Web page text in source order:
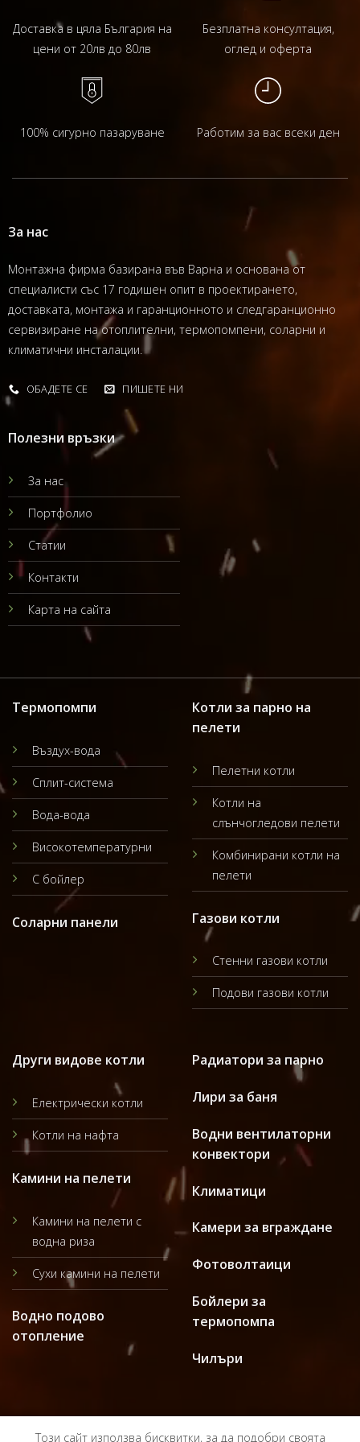
Доставка в цяла България на
цени от 20лв до 80лв
Безплатна консултация,
оглед и оферта
100% сигурно пазаруване Работим за вас всеки ден
За нас
Монтажна фирма базирана във Варна и основана от
специалисти със 17 годишен опит в проектирането,
доставката, монтажа и гаранционното и следгаранционно
сервизиране на отоплителни, термопомпени, соларни и
климатични инсталации.
ОБАДЕТЕ СЕ ПИШЕТЕ НИ
Полезни връзки
За нас
Портфолио
Статии
Контакти
Карта на сайта
Термопомпи
Въздух-вода
Сплит-система
Вода-вода
Високотемпературни
С бойлер
Соларни панели
Котли за парно на
пелети
Пелетни котли
Котли на
слънчогледови пелети
Комбинирани котли на
пелети
Газови котли
Стенни газови котли
Подови газови котли
Други видове котли
Електрически котли
Котли на нафта
Камини на пелети
Камини на пелети с
водна риза
Сухи камини на пелети
Водно подово
отопление
Радиатори за парно
Лири за баня
Водни вентилаторни
конвектори
Климатици
Камери за вграждане
Фотоволтаици
Бойлери за
термопомпа
Чилъри
Този сайт използва бисквитки, за да подобри своята